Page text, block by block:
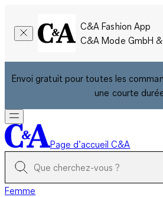
C&A Fashion App
C&A Mode GmbH &
Envoi gratuit pour toutes les
une courte
Page d’accueil C&A
Femme